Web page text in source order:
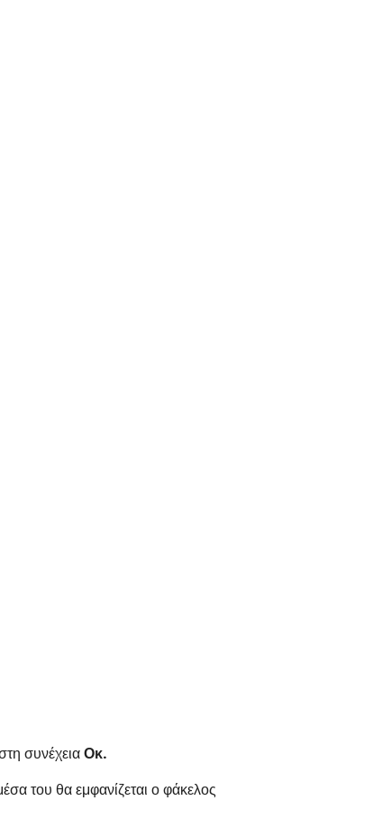
συνέχειαΟκ.
του θα εμφανίζεται ο φάκελος